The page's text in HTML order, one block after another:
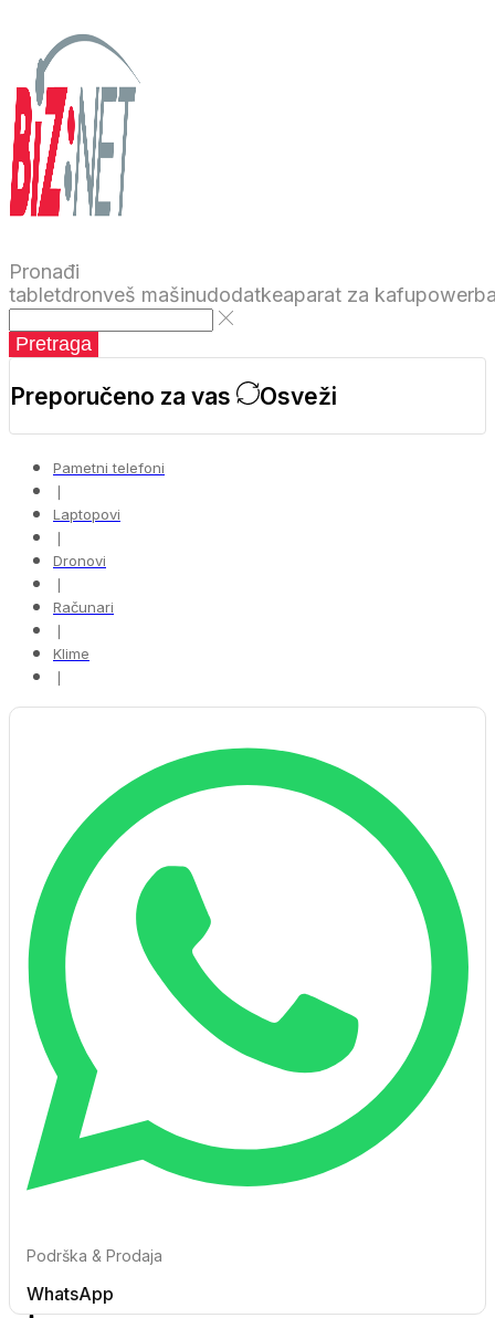
Pronađi
tabletdronveš mašinudodatkeaparat za kafu
Pretraga
Preporučeno za vas Osveži
Pametni telefoni
❘
Laptopovi
❘
Dronovi
❘
Računari
❘
Klime
❘
Podrška & Prodaja
WhatsApp